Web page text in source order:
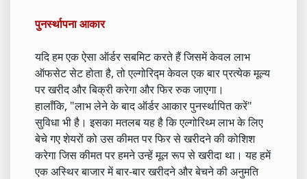
पुनर्स्थापना आकार
यदि हम एक ऐसा ऑर्डर सबमिट करते हैं जिसमें केवल लाभ
ऑफसेट सेट होता है, तो एल्गोरिद्म केवल एक बार प्रत्येक मूल्य
पर खरीद और बिक्री करेगा और फिर रुक जाएगा।
हालाँकि, "लाभ लेने के बाद ऑर्डर आकार पुनर्स्थापित करें"
सुविधा भी है। इसका मतलब यह है कि एल्गोरिथ्म लाभ के लिए
बेचे गए शेयरों को उस कीमत पर फिर से खरीदने की कोशिश
करेगा जिस कीमत पर हमने उन्हें मूल रूप से खरीदा था। यह हमें
एक अस्थिर बाजार में बार-बार खरीदने और बेचने की अनुमति